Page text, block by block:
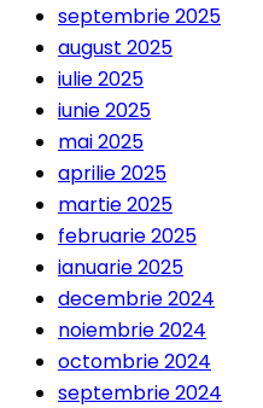
septembrie 2025
august 2025
iulie 2025
iunie 2025
mai 2025
aprilie 2025
martie 2025
februarie 2025
ianuarie 2025
decembrie 2024
noiembrie 2024
octombrie 2024
septembrie 2024